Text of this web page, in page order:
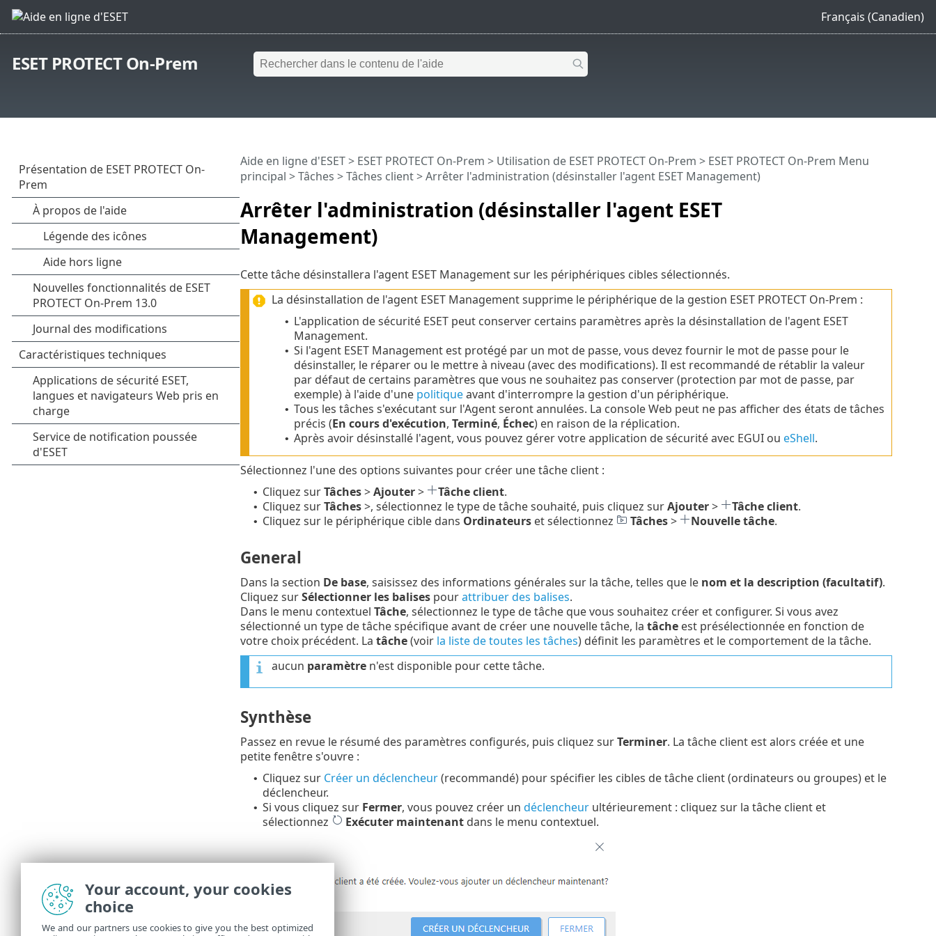
Français (Canadien)
ESET PROTECT On-Prem
Arrêter l'administration (désinstaller l'agent ESET
Management)
Aide en ligne d'ESET> ESET PROTECT On-Prem > Utilisation de ESET PROTECT On-Prem > ESET PROTECT On-Prem Menu
principal >Tâches >Tâches client> Arrêter l'administration (désinstaller l'agent ESET Management)
Cette tâche désinstallera l'agent ESET Management sur les périphériques cibles sélectionnés.
La désinstallation de l'agent ESET Management supprime le périphérique de la gestion ESET PROTECT On-Prem :
• L'application de sécurité ESET peut conserver certains paramètres après la désinstallation de l'agent ESET
Management.
• Si l'agent ESET Management est protégé par un mot de passe, vous devez fournir le mot de passe pour le
désinstaller, le réparer ou le mettre à niveau (avec des modifications). Il est recommandé de rétablir la valeur
par défaut de certains paramètres que vous ne souhaitez pas conserver (protection par mot de passe, par
exemple) à l'aide d'une politiqueavant d'interrompre la gestion d'un périphérique.
• Tous les tâches s'exécutant sur l'Agent seront annulées. La console Web peut ne pas afficher des états de tâches
précis (En cours d'exécution, Terminé, Échec) en raison de la réplication.
• Après avoir désinstallé l'agent, vous pouvez gérer votre application de sécurité avec EGUI ou eShell.
Sélectionnez l'une des options suivantes pour créer une tâche client :
• Cliquez surTâches>Ajouter> Tâche client.
• Cliquez surTâches>, sélectionnez le type de tâche souhaité, puis cliquez surAjouter> Tâche client.
• Cliquez sur le périphérique cible dans Ordinateurset sélectionnez Tâches> Nouvelle tâche.
General
Dans la section De base, saisissez des informations générales sur la tâche, telles que le nom et la description (facultatif).
Cliquez surSélectionner les balisespourattribuer des balises.
Dans le menu contextuel Tâche, sélectionnez le type de tâche que vous souhaitez créer et configurer. Si vous avez
sélectionné un type de tâche spécifique avant de créer une nouvelle tâche, la tâcheest présélectionnée en fonction de
votre choix précédent. La tâche(voir la liste de toutes les tâches) définit les paramètres et le comportement de la tâche.
aucun paramètren'est disponible pour cette tâche.
Synthèse
Passez en revue le résumé des paramètres configurés, puis cliquez surTerminer. La tâche client est alors créée et une
petite fenêtre s'ouvre :
• Cliquez sur Créer un déclencheur(recommandé) pour spécifier les cibles de tâche client (ordinateurs ou groupes) et le
déclencheur.
• Si vous cliquez sur Fermer, vous pouvez créer un déclencheurultérieurement : cliquez sur la tâche client et
sélectionnez
Exécuter maintenantdans le menu contextuel.
Your account, your cookies
choice
We and our partners use cookies to give you the best optimized